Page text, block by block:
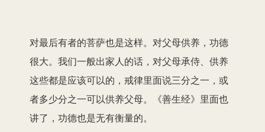
对最后有者的菩萨也是这样。对父母供养，功德
很大。我们一般出家人的话，对父母承侍、供养
这些都是应该可以的，戒律里面说三分之一，或
者多少分之一可以供养父母。《善生经》里面也
讲了，功德也是无有衡量的。